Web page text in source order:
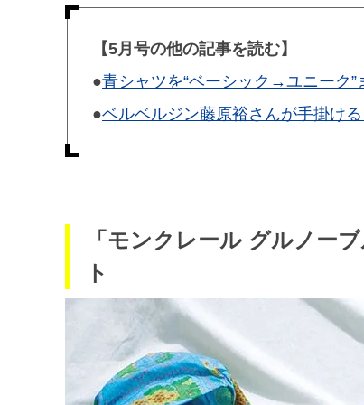
【5月号の他の記事を読む】
●青シャツを“ベーシック→ユニーク”
●ベルベルジン藤原裕さんが手掛け
「モンクレール グルノー
ト